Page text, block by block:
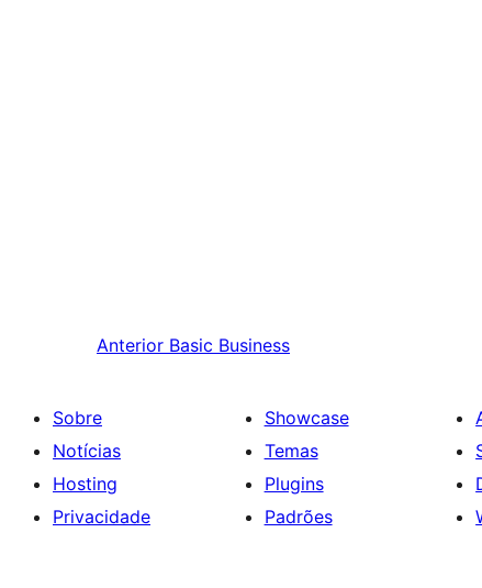
Anterior Basic Business
Sobre
Notícias
Hosting
Privacidade
Showcase
Temas
Plugins
Padrões